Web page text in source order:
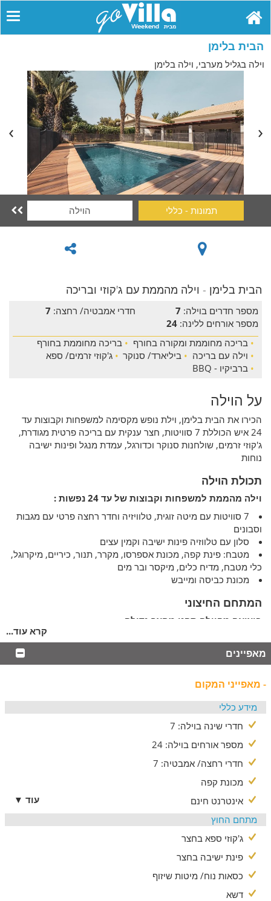
הבית בלימן
וילה בגליל מערבי, וילה בלימן
תמונות - כללי הוילה 
הבית בלימן - וילה מהממת עם ג'קוזי ובריכה
מספר חדרים בוילה: 7 חדרי אמבטיה/ רחצה: 7
מספר אורחים ללינה: 24
• בריכה מחוממת ומקורה בחורף • בריכה מחוממת בחורף
• וילה עם בריכה • ביליארד/ סנוקר • ג'קוזי זרמים/ ספא
• ברביקיו - BBQ
על הוילה
הכירו את הבית בלימן, וילת נופש מקסימה למשפחות וקבוצות עד
24 איש הכוללת 7 סוויטות, חצר ענקית עם בריכה פרטית מגודרת,
ג'קוזי זרמים, שולחנות סנוקר וכדורגל, עמדת מנגל ופינות ישיבה
נוחות
תכולת הוילה
וילה מהממת למשפחות וקבוצות של עד 24 נפשות :
7 סוויטות עם מיטה זוגית, טלוויזיה וחדר רחצה פרטי עם מגבות
וסבונים
סלון עם טלווזיה פינות ישיבה וקמין עצים
מטבח: פינת קפה, מכונת אספרסו, מקרר, תנור, כיריים, מיקרוגל,
כלי מטבח, מדיח כלים, מיקסר ובר מים
מכונת כביסה ומייבש
המתחם החיצוני
ביציאה מהוילה תהנו מחצר גדולה:
ג'קוזי ספא זרמים
שולחן אוכל גדול
עמדת מנגל גז, מיטות שיזוף ופינות ישיבה
מה בסביבה
בתיאום מראש ובתוספת תשלום ניתן להזמין ארוחות בוקר
וארוחות שף, עיסויים וטיפולי ספא
פלטת שבת ומיחם למים חמים
ניתן להשכיר גם חלק מהחדרים בוילה בהתאם לכמות
האורחים
קרא עוד...
מאפיינים
- מאפייני המקום
מידע כללי
חדרי שינה בוילה: 7
מספר אורחים בוילה: 24
חדרי רחצה/ אמבטיה: 7
מכונת קפה
אינטרנט חינם
עוד ▼
מתחם החוץ
ג'קוזי ספא בחצר
פינת ישיבה בחצר
כסאות נוח/ מיטות שיזוף
דשא